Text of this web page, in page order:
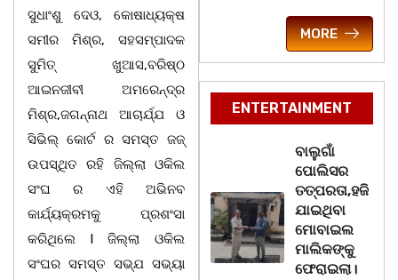
ସୁଧାଂଶୁ ଦେଓ, କୋଷାଧ୍ୟକ୍ଷ
ସମୀର ମିଶ୍ର, ସହସମ୍ପାଦକ
ସୁମିତ୍ ଖୁଆସ,ବରିଷ୍ଠ
ଆଇନଜୀବୀ ଅମରେନ୍ଦ୍ର
ମିଶ୍ର,ଜଗନ୍ନାଥ ଆଚାର୍ଯ୍ଯ ଓ
ସିଭିଲ୍ କୋର୍ଟ ର ସମସ୍ତ ଜଜ୍
ଉପସ୍ଥିତ ରହି ଜିଲ୍ଲା ଓକିଲ
ସଂଘ ର ଏହି ଅଭିନବ
କାର୍ଯ୍ୟକ୍ରମକୁ ପ୍ରଶଂସା
କରିଥିଲେ l ଜିଲ୍ଲା ଓକିଲ
ସଂଘର ସମସ୍ତ ସଭ୍ଯ ସଭ୍ୟା
MORE
ENTERTAINMENT
ବାଲୁଗାଁ
ପୋଲିସର
ତତ୍‌ପରତା,ହଜି
ଯାଇଥିବା
ମୋବାଇଲ
ମାଲିକଙ୍କୁ
ଫେରାଇଲା।